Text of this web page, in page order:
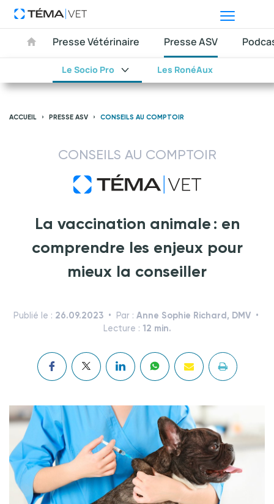
Presse Vétérinaire Presse ASV
Le Socio Pro Les RonéAux
ACCUEIL PRESSE ASV CONSEILS AU COMPTOIR
CONSEILS AU COMPTOIR
La vaccination animale : en
comprendre les enjeux pour
mieux la conseiller
Publié le : 26.09.2023 Par : Anne Sophie Richard, DMV
Lecture : 12 min.